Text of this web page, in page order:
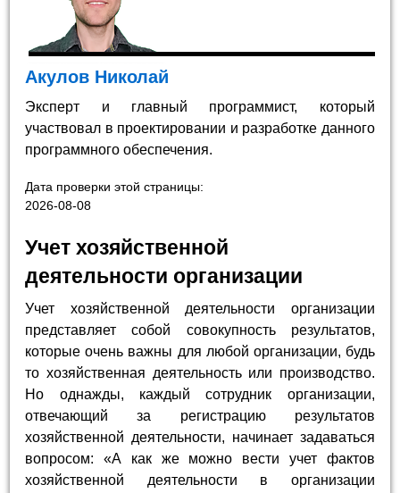
Акулов Николай
Эксперт и главный программист, который
участвовал в проектировании и разработке данного
программного обеспечения.
Дата проверки этой страницы:
2026-08-08
Учет хозяйственной
деятельности организации
Учет хозяйственной деятельности организации
представляет собой совокупность результатов,
которые очень важны для любой организации, будь
то хозяйственная деятельность или производство.
Но однажды, каждый сотрудник организации,
отвечающий за регистрацию результатов
хозяйственной деятельности, начинает задаваться
вопросом: «А как же можно вести учет фактов
хозяйственной деятельности в организации